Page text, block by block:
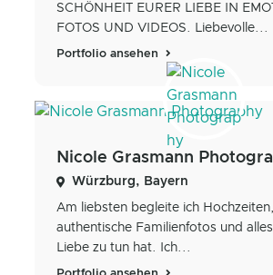
SCHÖNHEIT EURER LIEBE IN
FOTOS UND VIDEOS. Liebevolle...
Portfolio ansehen
Nicole Grasmann
Würzburg, Bayern
Am liebsten begleite ich
authentische Familienfotos und
Liebe zu tun hat. Ich...